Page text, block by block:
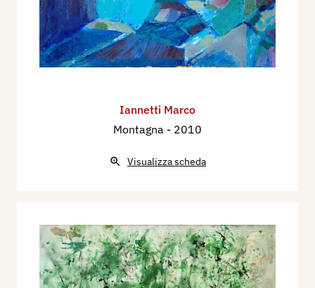
Iannetti Marco
Montagna - 2010
Visualizza scheda